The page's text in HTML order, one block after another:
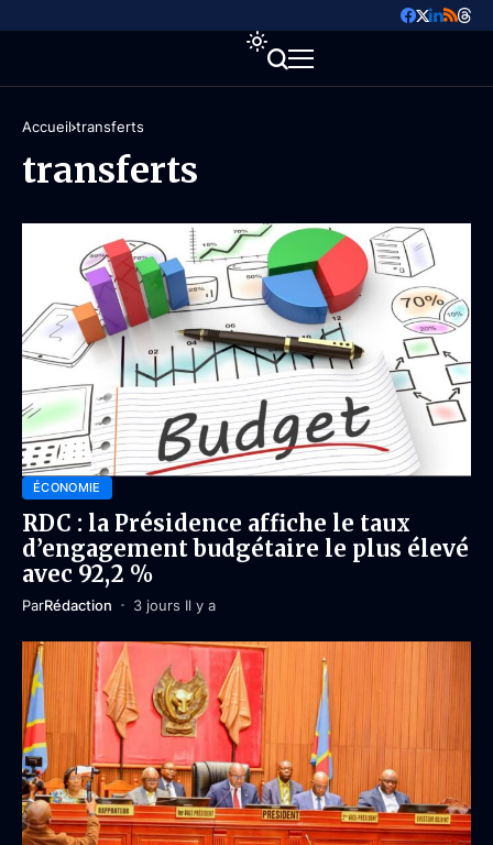
Accueil transferts
transferts
ÉCONOMIE
RDC : la Présidence affiche le taux
d’engagement budgétaire le plus élevé
avec 92,2 %
ParRédaction 3 jours Il y a